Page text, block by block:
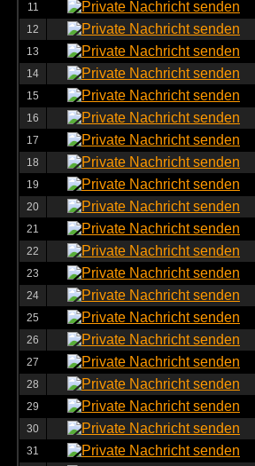
11
12
13
14
15
16
17
18
19
20
21
22
23
24
25
26
27
28
29
30
31